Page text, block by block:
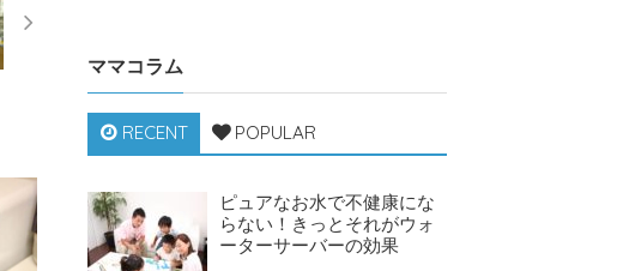
ママコラム
RECENT POPULAR
ピュアなお水で不健康にな
らない！きっとそれがウォ
ーターサーバーの効果